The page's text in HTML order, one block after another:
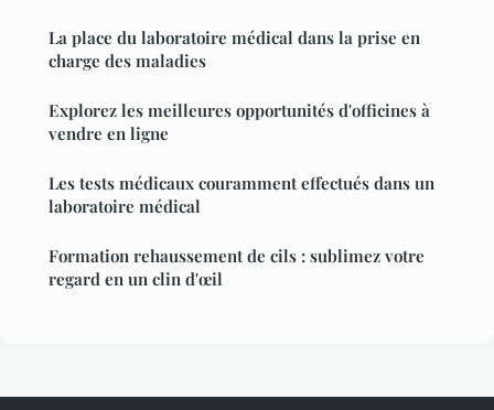
La place du laboratoire médical dans la prise en
charge des maladies
Explorez les meilleures opportunités d'officines à
vendre en ligne
Les tests médicaux couramment effectués dans un
laboratoire médical
Formation rehaussement de cils : sublimez votre
regard en un clin d'œil